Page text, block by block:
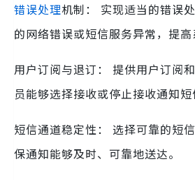
错误处理机制： 实现适当的错误
的网络错误或短信服务异常，提高
用户订阅与退订： 提供用户订阅
员能够选择接收或停止接收通知短
短信通道稳定性： 选择可靠的短
保通知能够及时、可靠地送达。